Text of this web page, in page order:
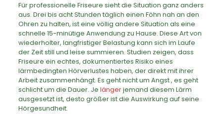
Für professionelle Friseure sieht die Situation ganz anders
aus. Drei bis acht Stunden täglich einen Föhn nah an den
Ohren zu halten, ist eine völlig andere Situation als eine
schnelle 15-minütige Anwendung zu Hause. Diese Art von
wiederholter, langfristiger Belastung kann sich im Laufe
der Zeit still und leise summieren. Studien zeigen, dass
Friseure ein echtes, dokumentiertes Risiko eines
lärmbedingten Hörverlustes haben, der direkt mit ihrer
Arbeit zusammenhängt. Es geht nicht um Angst , es geht
schlicht um die Dauer. Je längerjemand diesem Lärm
ausgesetzt ist, desto größer ist die Auswirkung auf seine
Hörgesundheit.